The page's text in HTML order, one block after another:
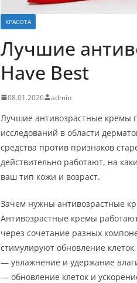
КРАСОТА
Лучшие
Have Best
08.01.2026 admin
Лучшие антивозрастные кремы
исследований в области
средства против признаков
действительно работают, на
ваш тип кожи и возраст.
Зачем нужны антивозрастные
Антивозрастные кремы
через сочетание разных
стимулируют обновление
— увлажнение и удержание
— обновление клеток и